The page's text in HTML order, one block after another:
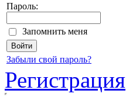
Пароль:
Запомнить меня
Забыли свой пароль?
Регистрация